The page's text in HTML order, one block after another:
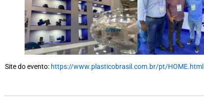
Site do evento: https://www.plasticobrasil.com.br/pt/HOME.html